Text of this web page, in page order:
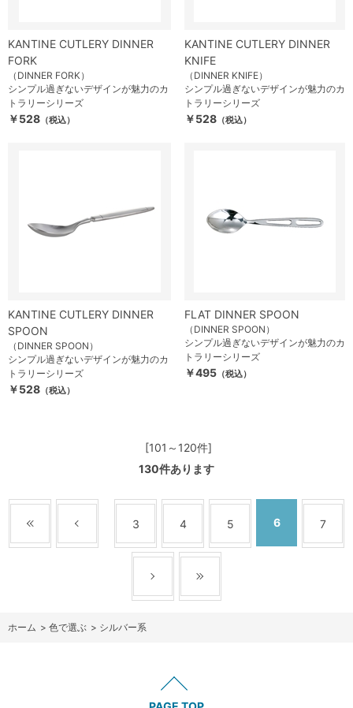
KANTINE CUTLERY DINNER
FORK
（DINNER FORK）
シンプル過ぎないデザインが魅力のカ
トラリーシリーズ
￥528 （税込）
KANTINE CUTLERY DINNER
KNIFE
（DINNER KNIFE）
シンプル過ぎないデザインが魅力のカ
トラリーシリーズ
￥528 （税込）
KANTINE CUTLERY DINNER
SPOON
（DINNER SPOON）
シンプル過ぎないデザインが魅力のカ
トラリーシリーズ
￥528 （税込）
FLAT DINNER SPOON
（DINNER SPOON）
シンプル過ぎないデザインが魅力のカ
トラリーシリーズ
￥495 （税込）
[101～120件]
130件あります
3 4 5 6 7
ホーム > 色で選ぶ > シルバー系